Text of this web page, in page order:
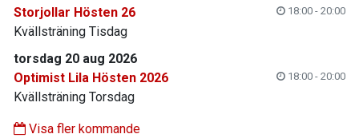
Storjollar Hösten 26
18:00 - 20:00
Kvällsträning Tisdag
torsdag 20 aug 2026
Optimist Lila Hösten 2026
18:00 - 20:00
Kvällsträning Torsdag
Visa fler kommande